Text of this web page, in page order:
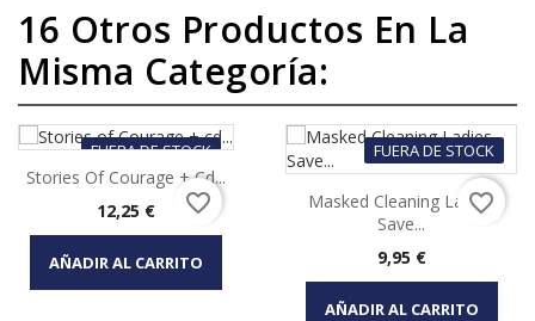
16 Otros Productos En La
Misma Categoría:
FUERA DE STOCK
Stories Of Courage + Cd...
Precio
12,25 €
AÑADIR AL CARRITO
favorite_border
FUERA DE STOCK
Masked Cleaning Ladies
Save...
Precio
9,95 €
AÑADIR AL CARRITO
favorite_border